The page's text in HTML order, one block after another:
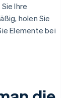
Ihre
holen Sie
Elemente bei